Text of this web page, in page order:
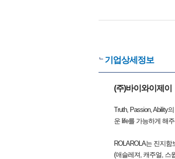
기업상세정보
(주)바이와이제이
Truth, Passion, Ability
운 life를 가능하게 해
ROLAROLA는 진지
(애슬레져, 캐주얼, 스